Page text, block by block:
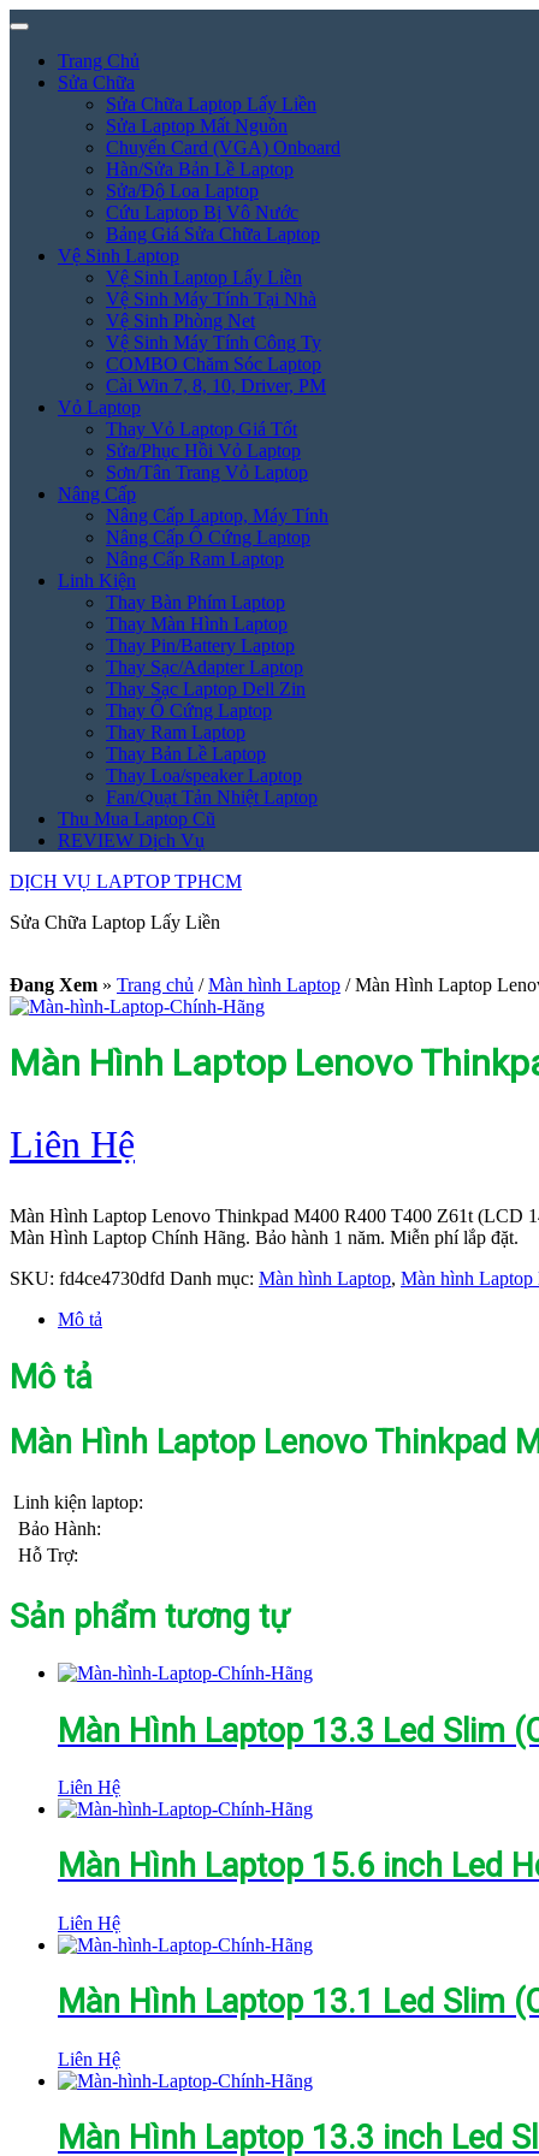
Trang Chủ
Sửa Chữa
Sửa Chữa Laptop Lấy Liền
Sửa Laptop Mất Nguồn
Chuyển Card (VGA) Onboard
Hàn/Sửa Bản Lề Laptop
Sửa/Độ Loa Laptop
Cứu Laptop Bị Vô Nước
Bảng Giá Sửa Chữa Laptop
Vệ Sinh Laptop
Vệ Sinh Laptop Lấy Liền
Vệ Sinh Máy Tính Tại Nhà
Vệ Sinh Phòng Net
Vệ Sinh Máy Tính Công Ty
COMBO Chăm Sóc Laptop
Cài Win 7, 8, 10, Driver, PM
Vỏ Laptop
Thay Vỏ Laptop Giá Tốt
Sửa/Phục Hồi Vỏ Laptop
Sơn/Tân Trang Vỏ Laptop
Nâng Cấp
Nâng Cấp Laptop, Máy Tính
Nâng Cấp Ổ Cứng Laptop
Nâng Cấp Ram Laptop
Linh Kiện
Thay Bàn Phím Laptop
Thay Màn Hình Laptop
Thay Pin/Battery Laptop
Thay Sạc/Adapter Laptop
Thay Sạc Laptop Dell Zin
Thay Ổ Cứng Laptop
Thay Ram Laptop
Thay Bản Lề Laptop
Thay Loa/speaker Laptop
Fan/Quạt Tản Nhiệt Laptop
Thu Mua Laptop Cũ
REVIEW Dịch Vụ
DỊCH VỤ LAPTOP TPHCM
Sửa Chữa Laptop Lấy Liền
Đang Xem » Trang chủ / Màn hình Laptop /Màn Hình Laptop
Màn Hình Laptop Lenovo
Liên Hệ
Màn Hình Laptop Lenovo Thinkpad M400 R400 T400 Z61t (LCD
Màn Hình Laptop Chính Hãng. Bảo hành 1 năm. Miễn phí lắp đặt.
SKU: fd4ce4730dfd Danh mục: Màn hình Laptop, Màn hình Laptop
Mô tả
Mô tả
Màn Hình Laptop Lenovo Thinkpad
Linh kiện laptop:
Bảo Hành:
Hỗ Trợ:
Sản phẩm tương tự
Màn Hình Laptop 13.3 Led Slim
Liên Hệ
Màn Hình Laptop 15.6 inch Led
Liên Hệ
Màn Hình Laptop 13.1 Led Slim
Liên Hệ
Màn Hình Laptop 13.3 inch Led